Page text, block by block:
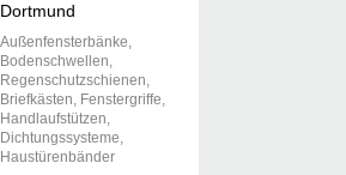
Dortmund
Außenfensterbänke,
Bodenschwellen,
Regenschutzschienen,
Briefkästen, Fenstergriffe,
Handlaufstützen,
Dichtungssysteme,
Haustürenbänder